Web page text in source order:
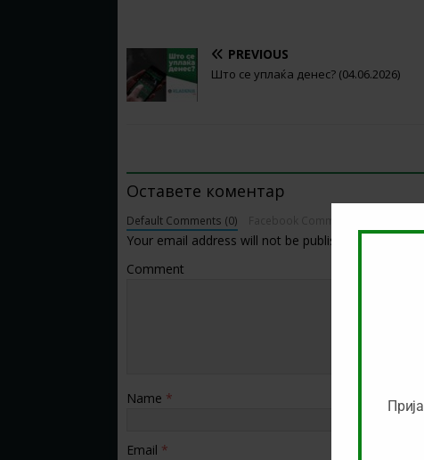
PREVIOUS
Што се уплаќа денес? (04.06.2026)
Оставете коментар
Default Comments (0)
Your email address will not be published.
Comment
Name *
Email *